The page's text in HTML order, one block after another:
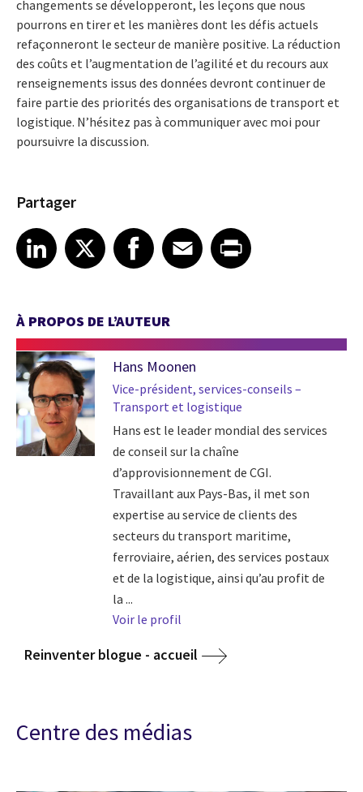
changements se développeront, les leçons que nous
pourrons en tirer et les manières dont les défis actuels
refaçonneront le secteur de manière positive. La réduction
des coûts et l’augmentation de l’agilité et du recours aux
renseignements issus des données devront continuer de
faire partie des priorités des organisations de transport et
logistique. N’hésitez pas à communiquer avec moi pour
poursuivre la discussion.
Partager
Share article on LinkedIn
LinkedIn
Share article on XShare article on Facebook
Facebook
Share article on Email
EmailShare article on Print
À PROPOS DE L’AUTEUR
Hans Moonen
Vice-président, services-conseils –
Transport et logistique
Hans est le leader mondial des services
de conseil sur la chaîne
d’approvisionnement de CGI.
Travaillant aux Pays-Bas, il met son
expertise au service de clients des
secteurs du transport maritime,
ferroviaire, aérien, des services postaux
et de la logistique, ainsi qu’au profit de
la ...
Voir le profil
Reinventer blogue - accueil
Centre des médias